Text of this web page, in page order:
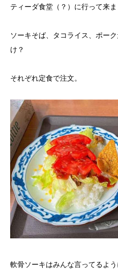
ティーダ食堂（？）に行って来ま
ソーキそば、タコライス、ポー
け？
それぞれ定食で注文。
軟骨ソーキはみんな言ってるよう